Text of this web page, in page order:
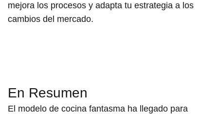
mejora los procesos y adapta tu estrategia a los
cambios del mercado.
En Resumen
El modelo de cocina fantasma ha llegado para